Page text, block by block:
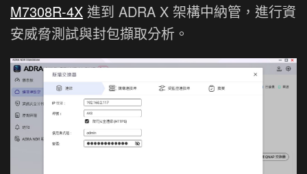
M7308R-4X 進到 ADRA X 架構中納管，進行資
安威脅測試與封包擷取分析。